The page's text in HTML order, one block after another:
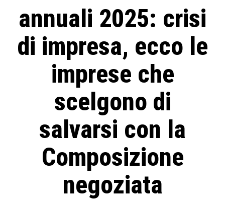
annuali 2025: crisi
di impresa, ecco le
imprese che
scelgono di
salvarsi con la
Composizione
negoziata